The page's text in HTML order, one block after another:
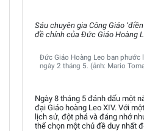
Sáu chuyên gia Công Giáo
đề chính của Đức Giáo Hoàng
Đức Giáo Hoàng Leo ban phước
ngày 2 tháng 5. (ảnh: Mario
Ngày 8 tháng 5 đánh dấu một
đại Giáo hoàng Leo XIV. Với
lịch sử, đột phá và đáng nhớ
thể chọn một chủ đề duy nhất